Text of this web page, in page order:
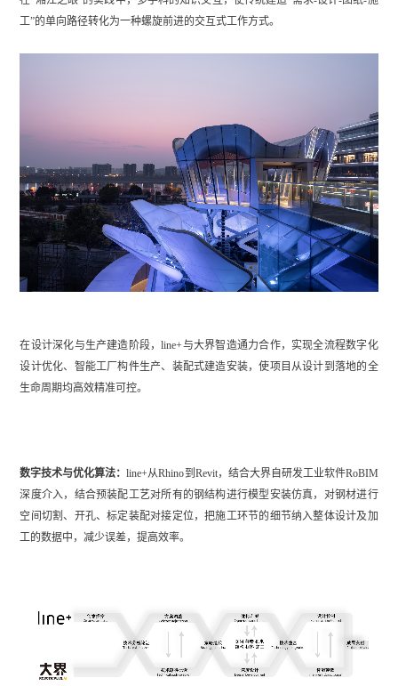
工”的单向路径转化为一种螺旋前进的交互式工作方式。
在设计深化与生产建造阶段，line+与大界智造通力合作，实现全流程数字化
设计优化、智能工厂构件生产、装配式建造安装，使项目从设计到落地的全
生命周期均高效精准可控。
数字技术与优化算法：line+从Rhino到Revit，结合大界自研发工业软件RoBIM
深度介入，结合预装配工艺对所有的钢结构进行模型安装仿真，对钢材进行
空间切割、开孔、标定装配对接定位，把施工环节的细节纳入整体设计及加
工的数据中，减少误差，提高效率。